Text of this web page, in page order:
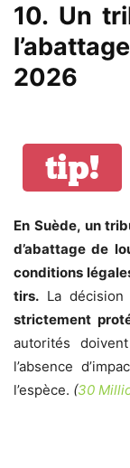
10. Un
2026
tip!
En Suède, un
d’abattage de
conditions
tirs. La
strictement
autorités
l’absence
l’espèce. (30